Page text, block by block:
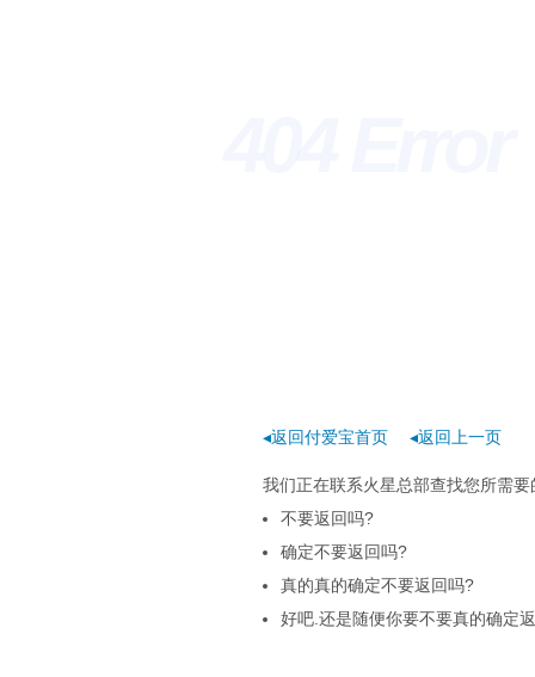
◂返回付爱宝首页 ◂返回上一页
我们正在联系火星总部查找您所需
不要返回吗?
确定不要返回吗?
真的真的确定不要返回吗?
好吧.还是随便你要不要真的确定